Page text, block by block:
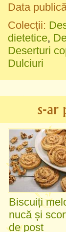
Data
Colecții:
dietetice,
Deserturi
Dulciuri
s-ar
Biscuiți
nucă și
de post